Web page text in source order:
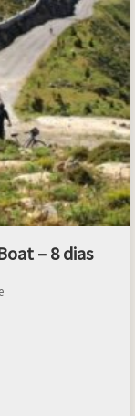
– 8 dias